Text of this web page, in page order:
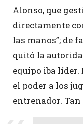
Alonso, que
directamente
las manos”; de
quitó la
equipo iba líder.
el poder a los
entrenador.